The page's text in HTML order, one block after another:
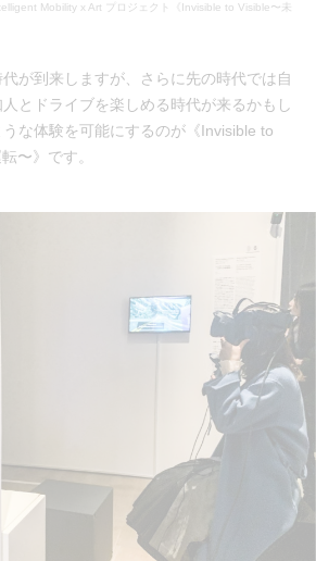
Mobility x Art プロジェクト《Invisible to Visible〜未
が到来しますが、さらに先の時代では自
とドライブを楽しめる時代が来るかもし
な体験を可能にするのが《Invisible to
〜》です。